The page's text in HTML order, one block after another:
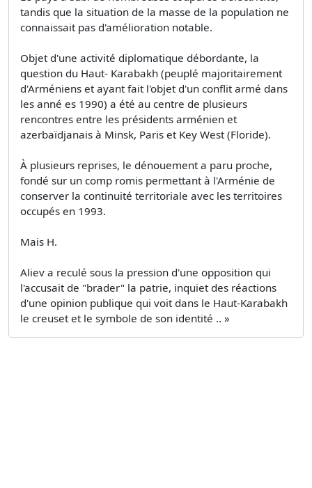
tandis que la situation de la masse de la population ne
connaissait pas d'amélioration notable.
Objet d'une activité diplomatique débordante, la
question du Haut- Karabakh (peuplé majoritairement
d'Arméniens et ayant fait l'objet d'un conflit armé dans
les anné es 1990) a été au centre de plusieurs
rencontres entre les présidents arménien et
azerbaïdjanais à Minsk, Paris et Key West (Floride).
À plusieurs reprises, le dénouement a paru proche,
fondé sur un comp romis permettant à l'Arménie de
conserver la continuité territoriale avec les territoires
occupés en 1993.
Mais H.
Aliev a reculé sous la pression d'une opposition qui
l'accusait de "brader" la patrie, inquiet des réactions
d'une opinion publique qui voit dans le Haut-Karabakh
le creuset et le symbole de son identité .. »